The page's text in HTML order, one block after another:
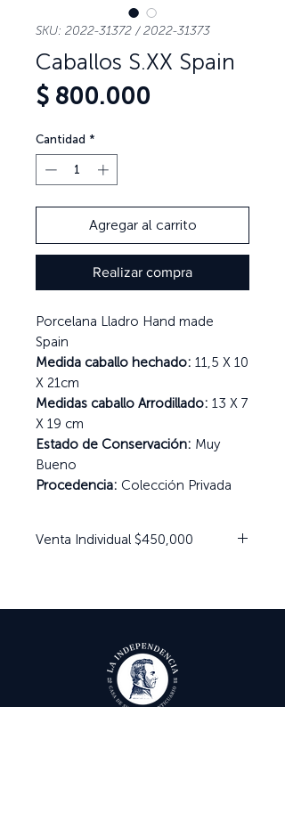
SKU: 2022-31372 / 2022-31373
Caballos S.XX Spain
$ 800.000
Cantidad *
Agregar al carrito
Realizar compra
Porcelana Lladro Hand made
Spain
Medida caballo hechado: 11,5 X 10
X 21cm
Medidas caballo Arrodillado: 13 X 7
X 19 cm
Estado de Conservación: Muy
Bueno
Procedencia: Colección Privada
Venta Individual $450,000